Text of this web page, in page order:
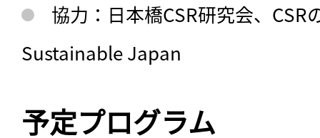
協力：日本橋CSR研究会、CSR
Sustainable Japan
予定プログラム